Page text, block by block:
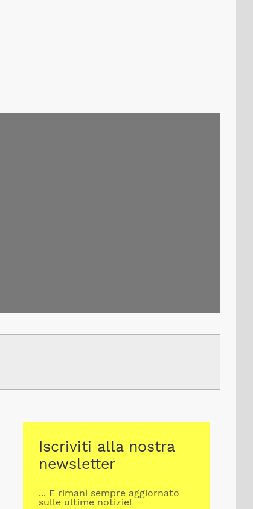
Iscriviti alla nostra
newsletter
... E rimani sempre aggiornato
sulle ultime notizie!